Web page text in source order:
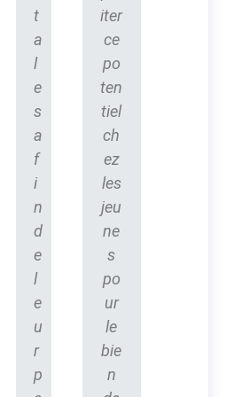
t
a
l
e
s
a
f
i
n
d
e
l
e
u
r
p
iter
ce
po
ten
tiel
ch
ez
les
jeu
ne
s
po
ur
le
bie
n